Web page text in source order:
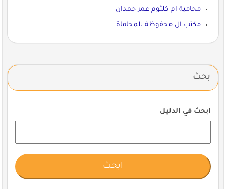
محامية ام كلثوم عمر حمدان
مكتب ال محفوظة للمحاماة
بحث
ابحث في الدليل